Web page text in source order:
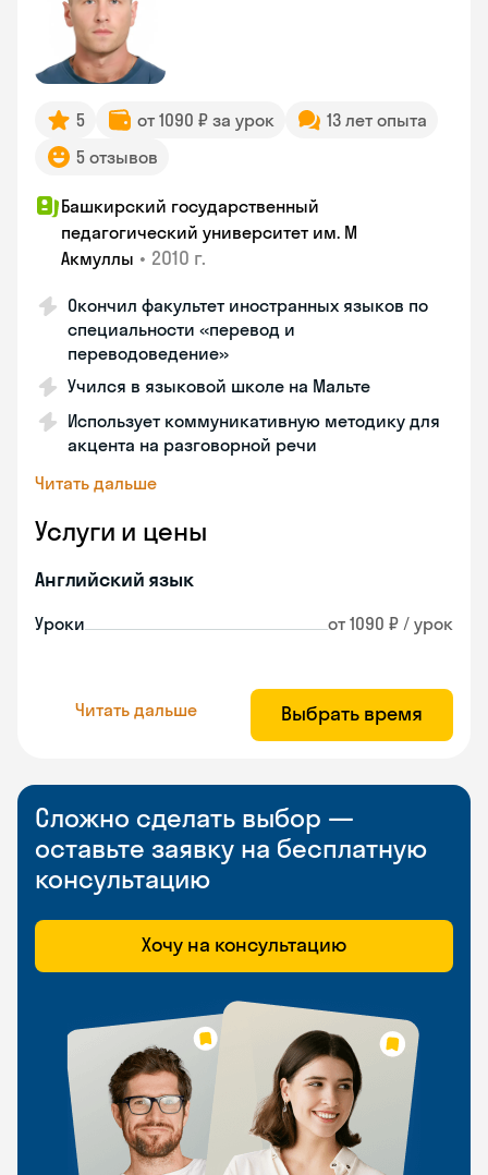
5 от 1090 ₽ за урок
13 лет опыта
5 отзывов
Башкирский государственный
педагогический университет им. М
Акмуллы • 2010 г.
Окончил факультет иностранных языков по
специальности «перевод и
переводоведение»
Учился в языковой школе на Мальте
Использует коммуникативную методику для
акцента на разговорной речи
Читать дальше
Услуги и цены
Английский язык
Уроки от 1090 ₽ / урок
Читать дальше Выбрать время
Сложно сделать выбор —
оставьте заявку на бесплатную
консультацию
Хочу на консультацию